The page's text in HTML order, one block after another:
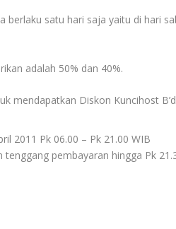
berlaku satu hari saja yaitu di hari
adalah 50% dan 40%.
mendapatkan Diskon Kuncihost
2011 Pk 06.00 – Pk 21.00 WIB
tenggang pembayaran hingga Pk